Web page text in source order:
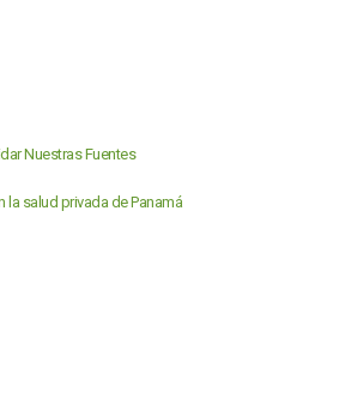
Nuestras Fuentes
la salud privada de Panamá